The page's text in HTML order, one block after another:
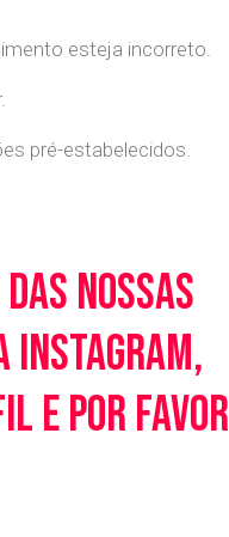
esteja incorreto.
pré-estabelecidos.
nossas
Instagram,
e por favor